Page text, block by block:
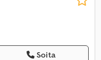
Soita